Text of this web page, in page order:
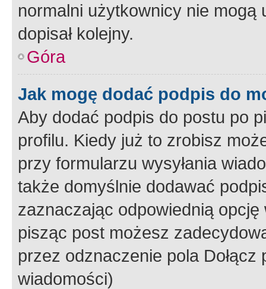
normalni użytkownicy nie
dopisał kolejny.
Góra
Jak mogę dodać podpis do
Aby dodać podpis do postu po
profilu. Kiedy już to zrobisz
przy formularzu wysyłania
także domyślnie dodawać
zaznaczając odpowiednią
pisząc post możesz
przez odznaczenie pola
wiadomości)